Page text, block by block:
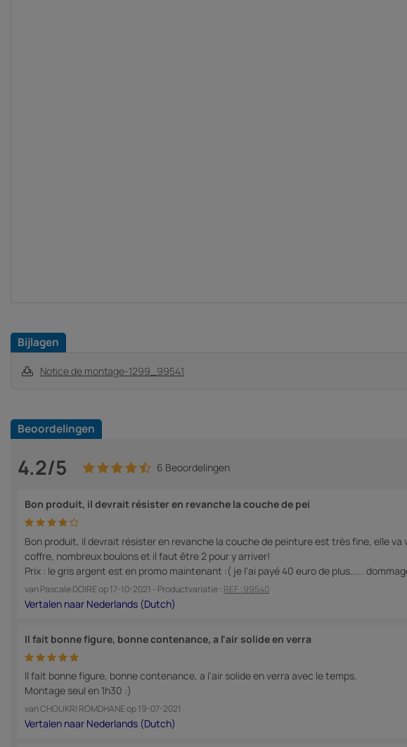
Bijlagen
Notice de montage-1299_99541
Beoordelingen
4.2/5 6 Beoordelingen
Bon produit, il devrait résister en revanche la couche de pei
Bon produit, il devrait résister en revanche la couche de peinture est très fine, elle
coffre, nombreux boulons et il faut être 2 pour y arriver!
Prix : le gris argent est en promo maintenant :( je l'ai payé 40 euro de plus.....
vanPascale DOIREop17-10-2021 - Productvariatie : REF : 99540
Il fait bonne figure, bonne contenance, a l'air solide en verra
Il fait bonne figure, bonne contenance, a l'air solide en verra avec le temps.
Montage seul en 1h30 :)
vanCHOUKRI ROMDHANEop19-07-2021